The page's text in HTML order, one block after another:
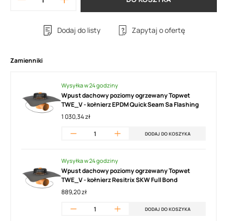
Dodaj do listy Zapytaj o ofertę
Zamienniki
Wysyłka w 24 godziny
Wpust dachowy poziomy ogrzewany Topwet
TWE_V - kołnierz EPDM Quick Seam Sa Flashing
1 030,34 zł
DODAJ DO KOSZYKA
Wysyłka w 24 godziny
Wpust dachowy poziomy ogrzewany Topwet
TWE_V - kołnierz Resitrix SKW Full Bond
889,20 zł
DODAJ DO KOSZYKA